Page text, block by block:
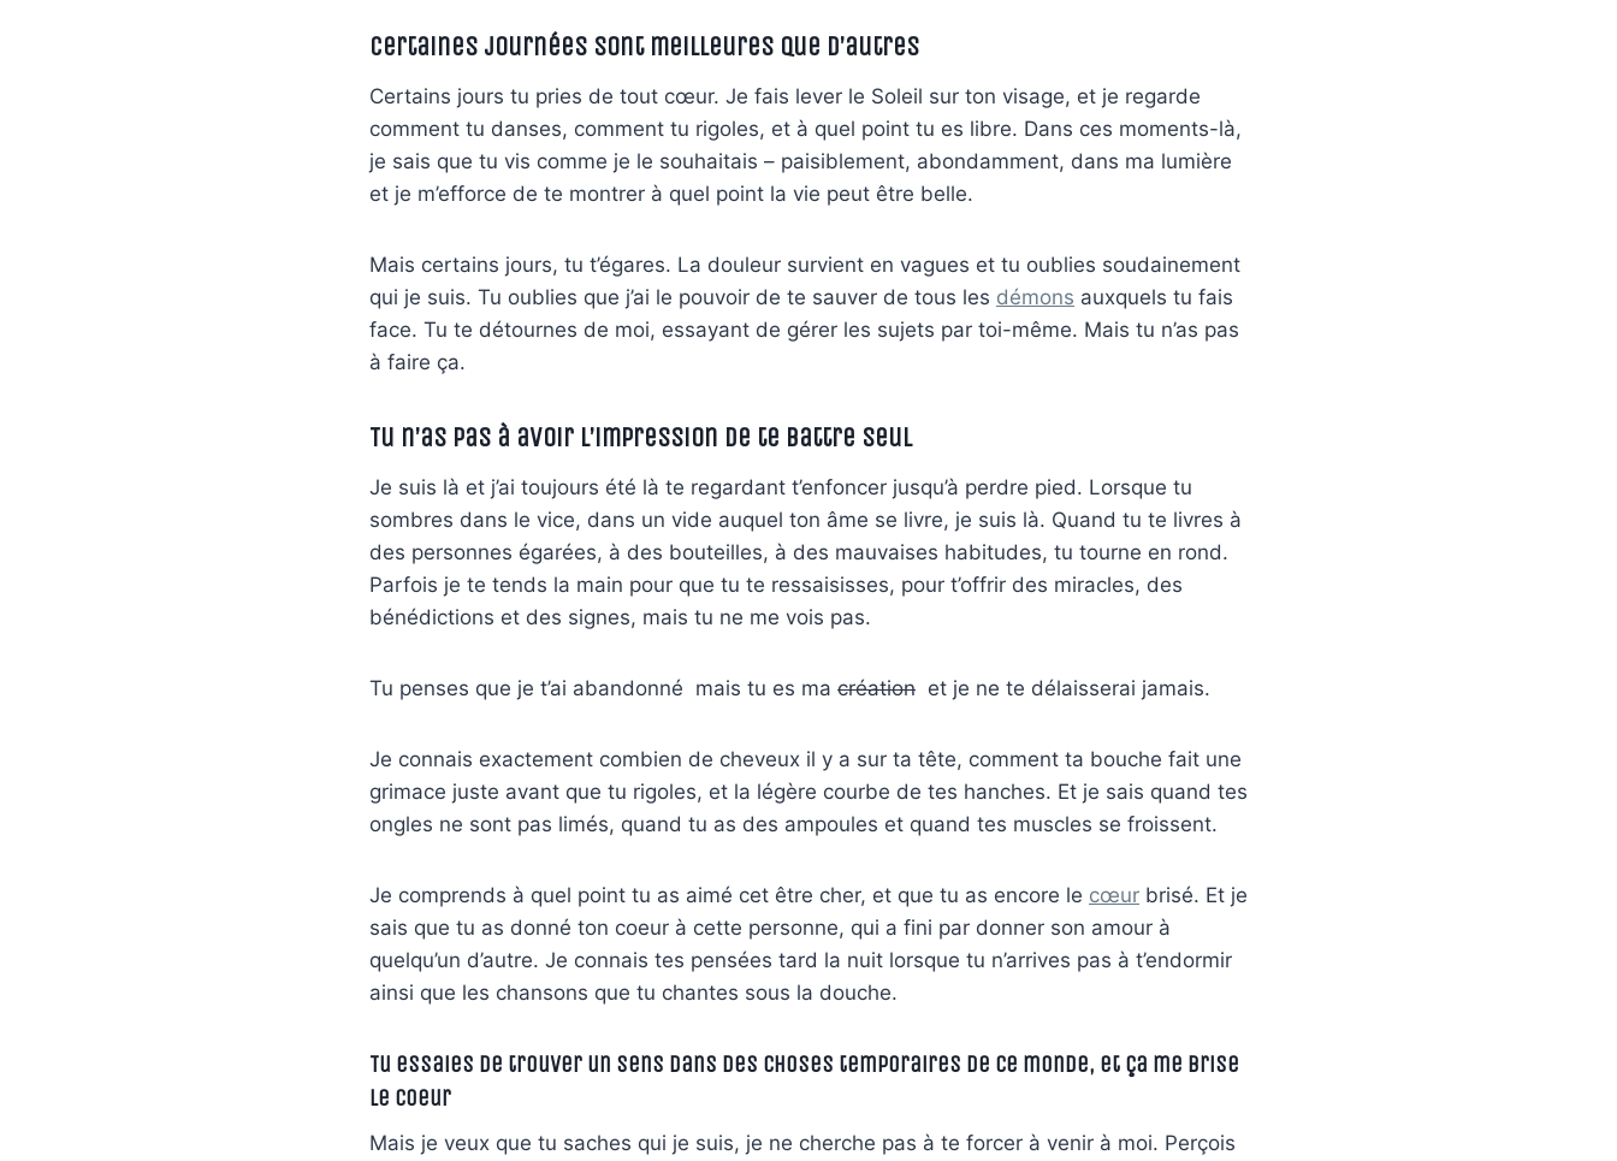
Certaines journées sont meilleures que d’autres
Certains jours tu pries de tout cœur. Je fais lever le Soleil sur ton visage, et je regarde
comment tu danses, comment tu rigoles, et à quel point tu es libre. Dans ces moments-là,
je sais que tu vis comme je le souhaitais – paisiblement, abondamment, dans ma lumière
et je m’efforce de te montrer à quel point la vie peut être belle.
Mais certains jours, tu t’égares. La douleur survient en vagues et tu oublies soudainement
qui je suis. Tu oublies que j’ai le pouvoir de te sauver de tous les démons auxquels tu fais
face. Tu te détournes de moi, essayant de gérer les sujets par toi-même. Mais tu n’as pas
à faire ça.
Tu n’as pas à avoir l’impression de te battre seul
Je suis là et j’ai toujours été là te regardant t’enfoncer jusqu’à perdre pied. Lorsque tu
sombres dans le vice, dans un vide auquel ton âme se livre, je suis là. Quand tu te livres à
des personnes égarées, à des bouteilles, à des mauvaises habitudes, tu tourne en rond.
Parfois je te tends la main pour que tu te ressaisisses, pour t’offrir des miracles, des
bénédictions et des signes, mais tu ne me vois pas.
Tu penses que je t’ai abandonné mais tu es ma création et je ne te délaisserai jamais.
Je connais exactement combien de cheveux il y a sur ta tête, comment ta bouche fait une
grimace juste avant que tu rigoles, et la légère courbe de tes hanches. Et je sais quand tes
ongles ne sont pas limés, quand tu as des ampoules et quand tes muscles se froissent.
Je comprends à quel point tu as aimé cet être cher, et que tu as encore le cœur brisé. Et je
sais que tu as donné ton coeur à cette personne, qui a fini par donner son amour à
quelqu’un d’autre. Je connais tes pensées tard la nuit lorsque tu n’arrives pas à t’endormir
ainsi que les chansons que tu chantes sous la douche.
Tu essaies de trouver un sens dans des choses temporaires de ce monde, et ça me brise
le coeur
Mais je veux que tu saches qui je suis, je ne cherche pas à te forcer à venir à moi. Perçois